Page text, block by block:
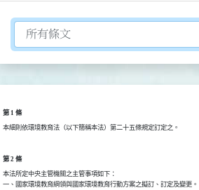
切換選擇法規資訊內容
第 1 條
本細則依環境教育法（以下簡稱本法）第二十五條規定訂定之。
第 2 條
本法所定中央主管機關之主管事項如下：
一、國家環境教育綱領與國家環境教育行動方案之擬訂、訂定及變更。